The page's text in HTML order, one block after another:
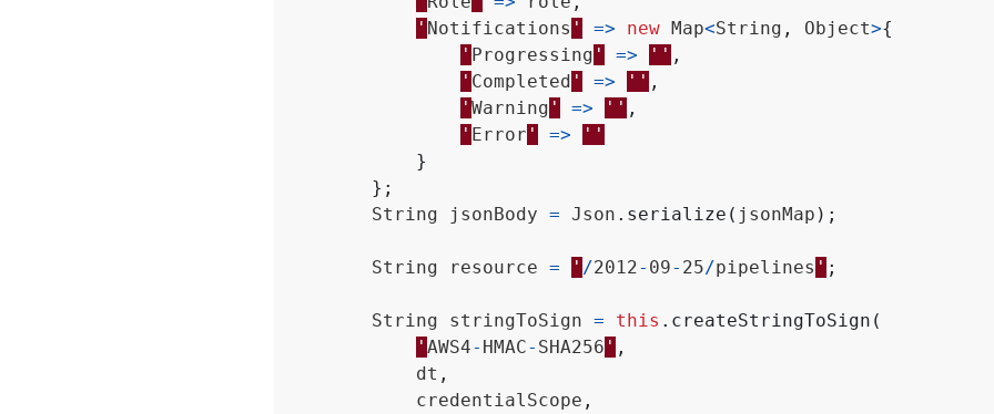
' Notifications ' => new Map<String , Object>{
' Progressing ' => '' ,
' Completed ' => '' ,
' Warning ' => '' ,
' Error ' =>
''
}
};
String
jsonBody = Json . serialize ( jsonMap );
String resource = ' /2012- 09- 25/pipelines ' ;
String stringToSign = this . createStringToSign (
' AWS4- HMAC- SHA256 ' ,
dt ,
credentialScope ,